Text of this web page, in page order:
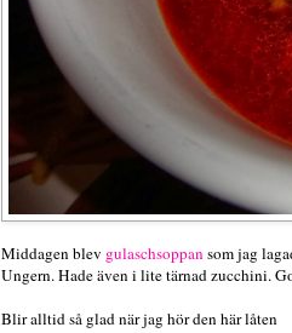
Middagen blev gulaschsoppansom jag
Ungern. Hade även i lite tärnad zucchini.
Blir alltid så glad när jag hör den här låten